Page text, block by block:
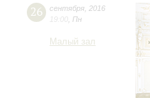
26 сентября 2016
19:00 Пн
Малый зал